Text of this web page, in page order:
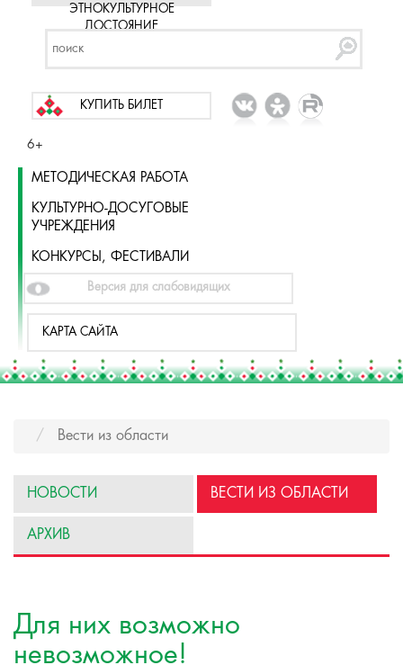
ЭТНОКУЛЬТУРНОЕ
ДОСТОЯНИЕ
КУПИТЬ БИЛЕТ
6+
МЕТОДИЧЕСКАЯ РАБОТА
КУЛЬТУРНО-ДОСУГОВЫЕ
УЧРЕЖДЕНИЯ
КОНКУРСЫ, ФЕСТИВАЛИ
Версия для слабовидящих
КАРТА САЙТА
Вести из области
НОВОСТИ ВЕСТИ ИЗ ОБЛАСТИ
АРХИВ
Для них возможно
невозможное!